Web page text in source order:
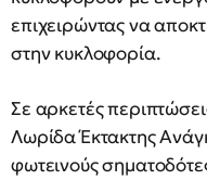
επιχειρώντας να
στην κυκλοφορία.
Σε αρκετές
Λωρίδα Έκτακτης
φωτεινούς